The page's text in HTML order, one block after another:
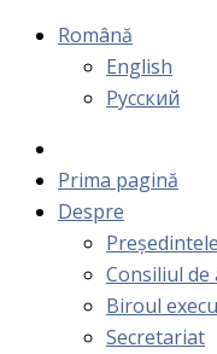
Română
English
Русский
Prima pagină
Despre
Consiliul
Biroul
Secretariat